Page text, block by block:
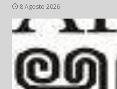
8 Agosto 2026